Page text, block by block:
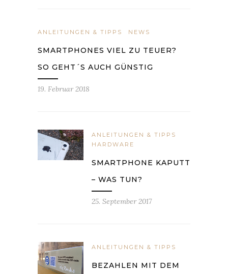
ANLEITUNGEN & TIPPS NEWS
SMARTPHONES VIEL ZU TEUER?
SO GEHT´S AUCH GÜNSTIG
19. Februar 2018
ANLEITUNGEN & TIPPS
HARDWARE
SMARTPHONE KAPUTT
– WAS TUN?
25. September 2017
ANLEITUNGEN & TIPPS
BEZAHLEN MIT DEM